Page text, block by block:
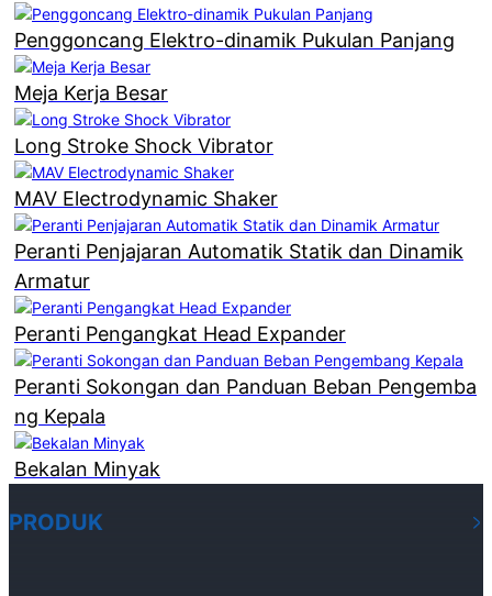
Penggoncang Elektro-dinamik Pukulan Panjang
Meja Kerja Besar
Long Stroke Shock Vibrator
MAV Electrodynamic Shaker
Peranti Penjajaran Automatik Statik dan Dinamik
Armatur
Peranti Pengangkat Head Expander
Peranti Sokongan dan Panduan Beban Pengemba
ng Kepala
Bekalan Minyak
PRODUK